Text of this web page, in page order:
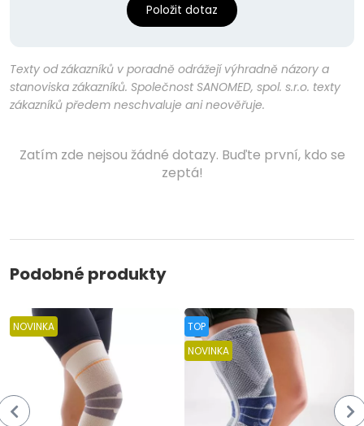
Položit dotaz
Texty od zákazníků v poradně odrážejí výhradně názory a
stanoviska zákazníků. Společnost SANOMED, spol. s.r.o. texty
zákazníků předem neschvaluje ani neověřuje.
Zatím zde nejsou žádné dotazy. Buďte první, kdo se
zeptá!
Podobné produkty
NOVINKA
TOP
NOVINKA